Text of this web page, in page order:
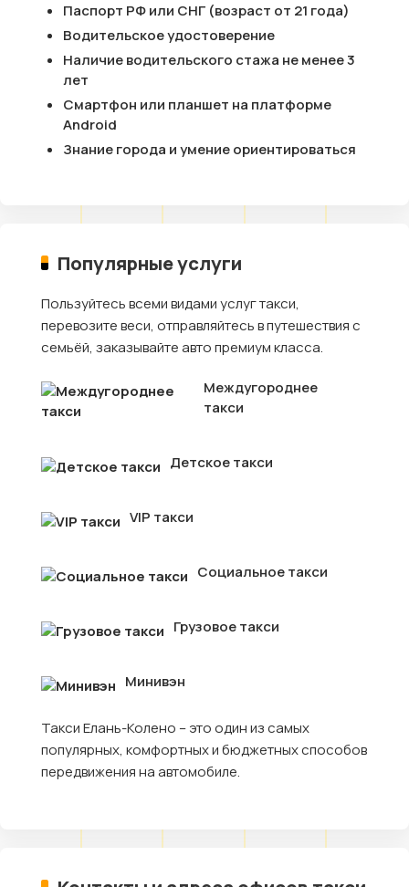
Паспорт РФ или СНГ (возраст от 21 года)
Водительское удостоверение
Наличие водительского стажа не менее 3
лет
Смартфон или планшет на платформе
Android
Знание города и умение ориентироваться
Популярные услуги
Пользуйтесь всеми видами услуг такси,
перевозите веси, отправляйтесь в путешествия с
семьёй, заказывайте авто премиум класса.
Междугороднее
такси
Детское такси
VIP такси
Социальное такси
Грузовое такси
Минивэн
Такси Елань-Колено – это один из самых
популярных, комфортных и бюджетных способов
передвижения на автомобиле.